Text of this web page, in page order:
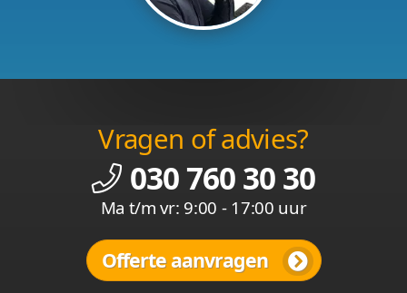
Vragen of advies?
030 760 30 30
Ma t/m vr: 9:00 - 17:00 uur
Offerte aanvragen